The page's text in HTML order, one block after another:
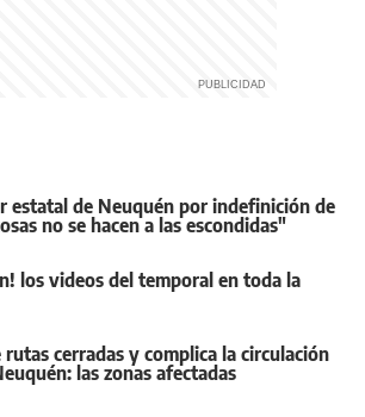
estatal de Neuquén por indefinición de
no se hacen a las escondidas"
los videos del temporal en toda la
cerradas y complica la circulación
las zonas afectadas